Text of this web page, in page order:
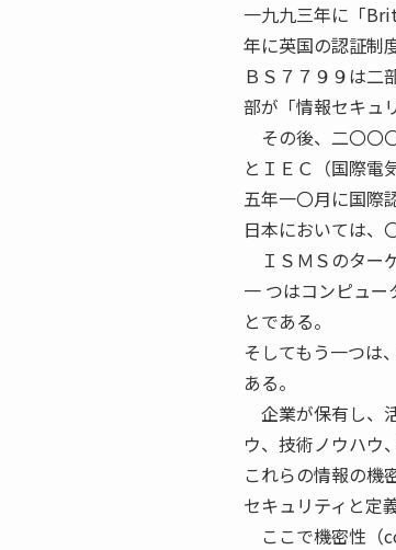
一九九三年に「
年に英国の認証制
ＢＳ７７９９は二
部が「情報セキュ
その後、二〇〇
とＩＥＣ（国際電
五年一〇月に国際
日本においては、
ＩＳＭＳのター
一 つはコンピュ
とである。
そしてもう一つは
ある。
企業が保有し、
ウ、技術ノウハウ
これらの情報の機
セキュリティと定
ここで機密性（